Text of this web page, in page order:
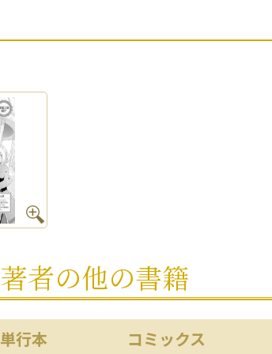
著者の他の書籍
単行本 コミックス